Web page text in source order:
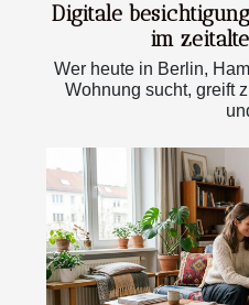
Digitale
im
Wer heute in Berlin,
Wohnung sucht, greift